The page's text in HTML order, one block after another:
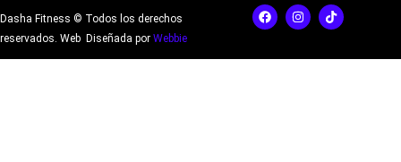
Dasha Fitness © Todos los derechos
reservados. Web Diseñada por Webbie
F
a
c
b
I
n
s
a
T
i
k
o